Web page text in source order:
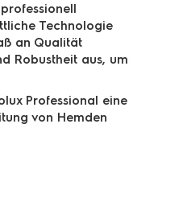
Technologie
an Qualität
Robustheit aus, um
Professional eine
von Hemden